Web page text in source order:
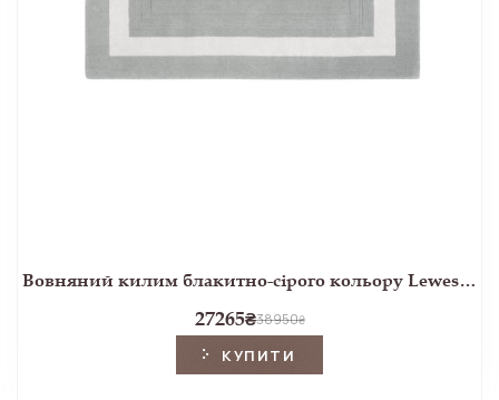
Вовняний килим блакитно-сірого кольору Lewes DOVE GREY 200x290
27265₴38950₴
КУПИТИ